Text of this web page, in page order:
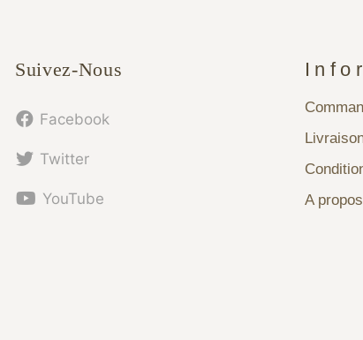
Suivez-Nous
Facebook
Twitter
YouTube
A propos